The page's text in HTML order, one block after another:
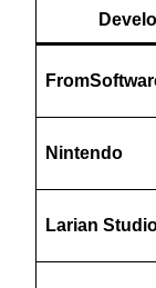
Nintendo
Larian